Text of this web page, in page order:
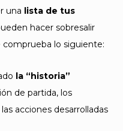
una lista de tus
hacer sobresalir
comprueba lo siguiente:
la “historia”
de partida, los
acciones desarrolladas